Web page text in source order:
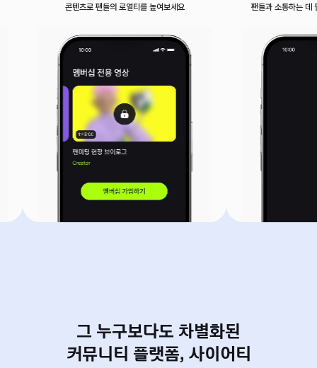
콘텐츠로 팬들의 로열티를 높여보세요
팬들과 소통하는 데
그 누구보다도 차별화된
커뮤니티 플랫폼, 사이어티